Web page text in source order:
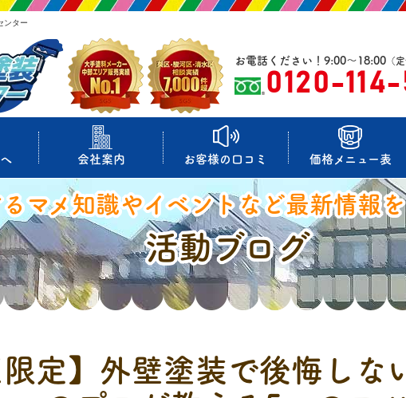
ンター
お電話ください！9:00～18:00 （
0120-
会社案内 お客様の口コミ 価格メニュー表
マメ知識やイベントなど最新情報
活動ブログ
限定】外壁塗装で後悔しな